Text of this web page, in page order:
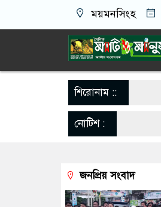
ময়মনসিংহ
শিরোনাম ::
নোটিশ :
জনপ্রিয় সংবাদ